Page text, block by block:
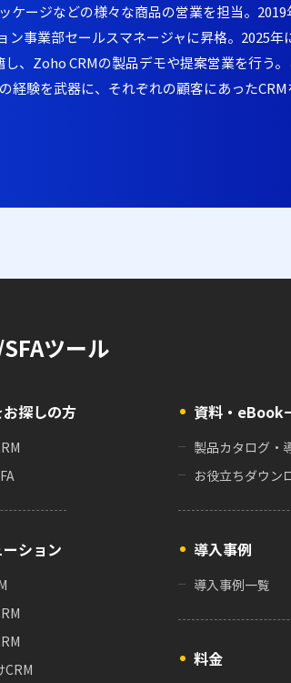
ージなどの様々な商品の営業を担当。2019
事業部セールスマネージャに昇格。2025年
、Zoho CRMの製品デモや提案営業を行う
経験を武器に、それぞれの顧客にあったCRM
ツール
探しの方
ション
CRM
資料・eBook
製品カタログ・
お役立ちダウン
導入事例
導入事例一覧
料金